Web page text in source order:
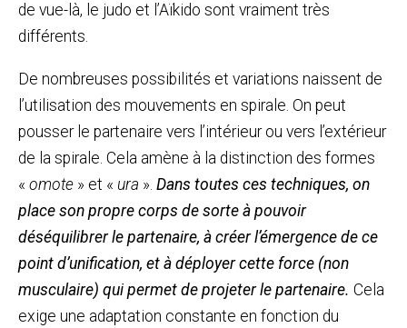
de vue-là, le judo et l’Aïkido sont vraiment très
différents.
De nombreuses possibilités et variations naissent de
l’utilisation des mouvements en spirale. On peut
pousser le partenaire vers l’intérieur ou vers l’extérieur
de la spirale. Cela amène à la distinction des formes
« omote » et « ura ». Dans toutes ces techniques, on
place son propre corps de sorte à pouvoir
déséquilibrer le partenaire, à créer l’émergence de ce
point d’unification, et à déployer cette force (non
musculaire) qui permet de projeter le partenaire. Cela
exige une adaptation constante en fonction du